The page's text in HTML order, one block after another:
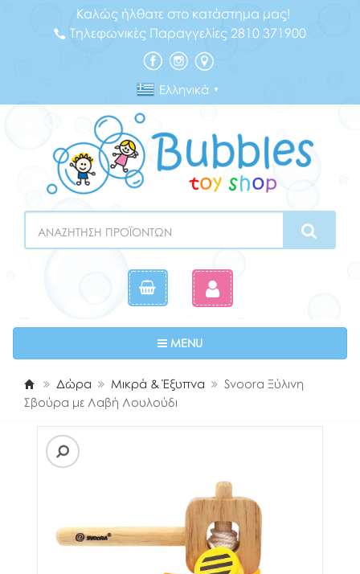
Καλώς ήλθατε στο κατάστημα μας!
Τηλεφωνικές Παραγγελίες 2810 371900
Ελληνικά ▼
MENUToggle navigation
Δώρα Μικρά & Έξυπνα
Svoora Ξύλινη
Σβούρα με Λαβή Λουλούδι